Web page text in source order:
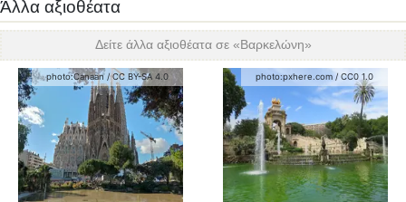
Άλλα αξιοθέατα
Δείτε άλλα αξιοθέατα σε «Βαρκελώνη»
photo:Canaan /CC BY-SA 4.0 photo:pxhere.com / CC0 1.0